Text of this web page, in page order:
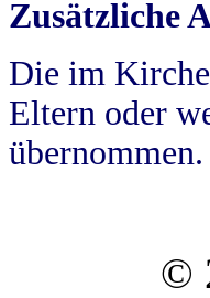
Zusätzliche
Die im
Eltern oder
übernommen.
©